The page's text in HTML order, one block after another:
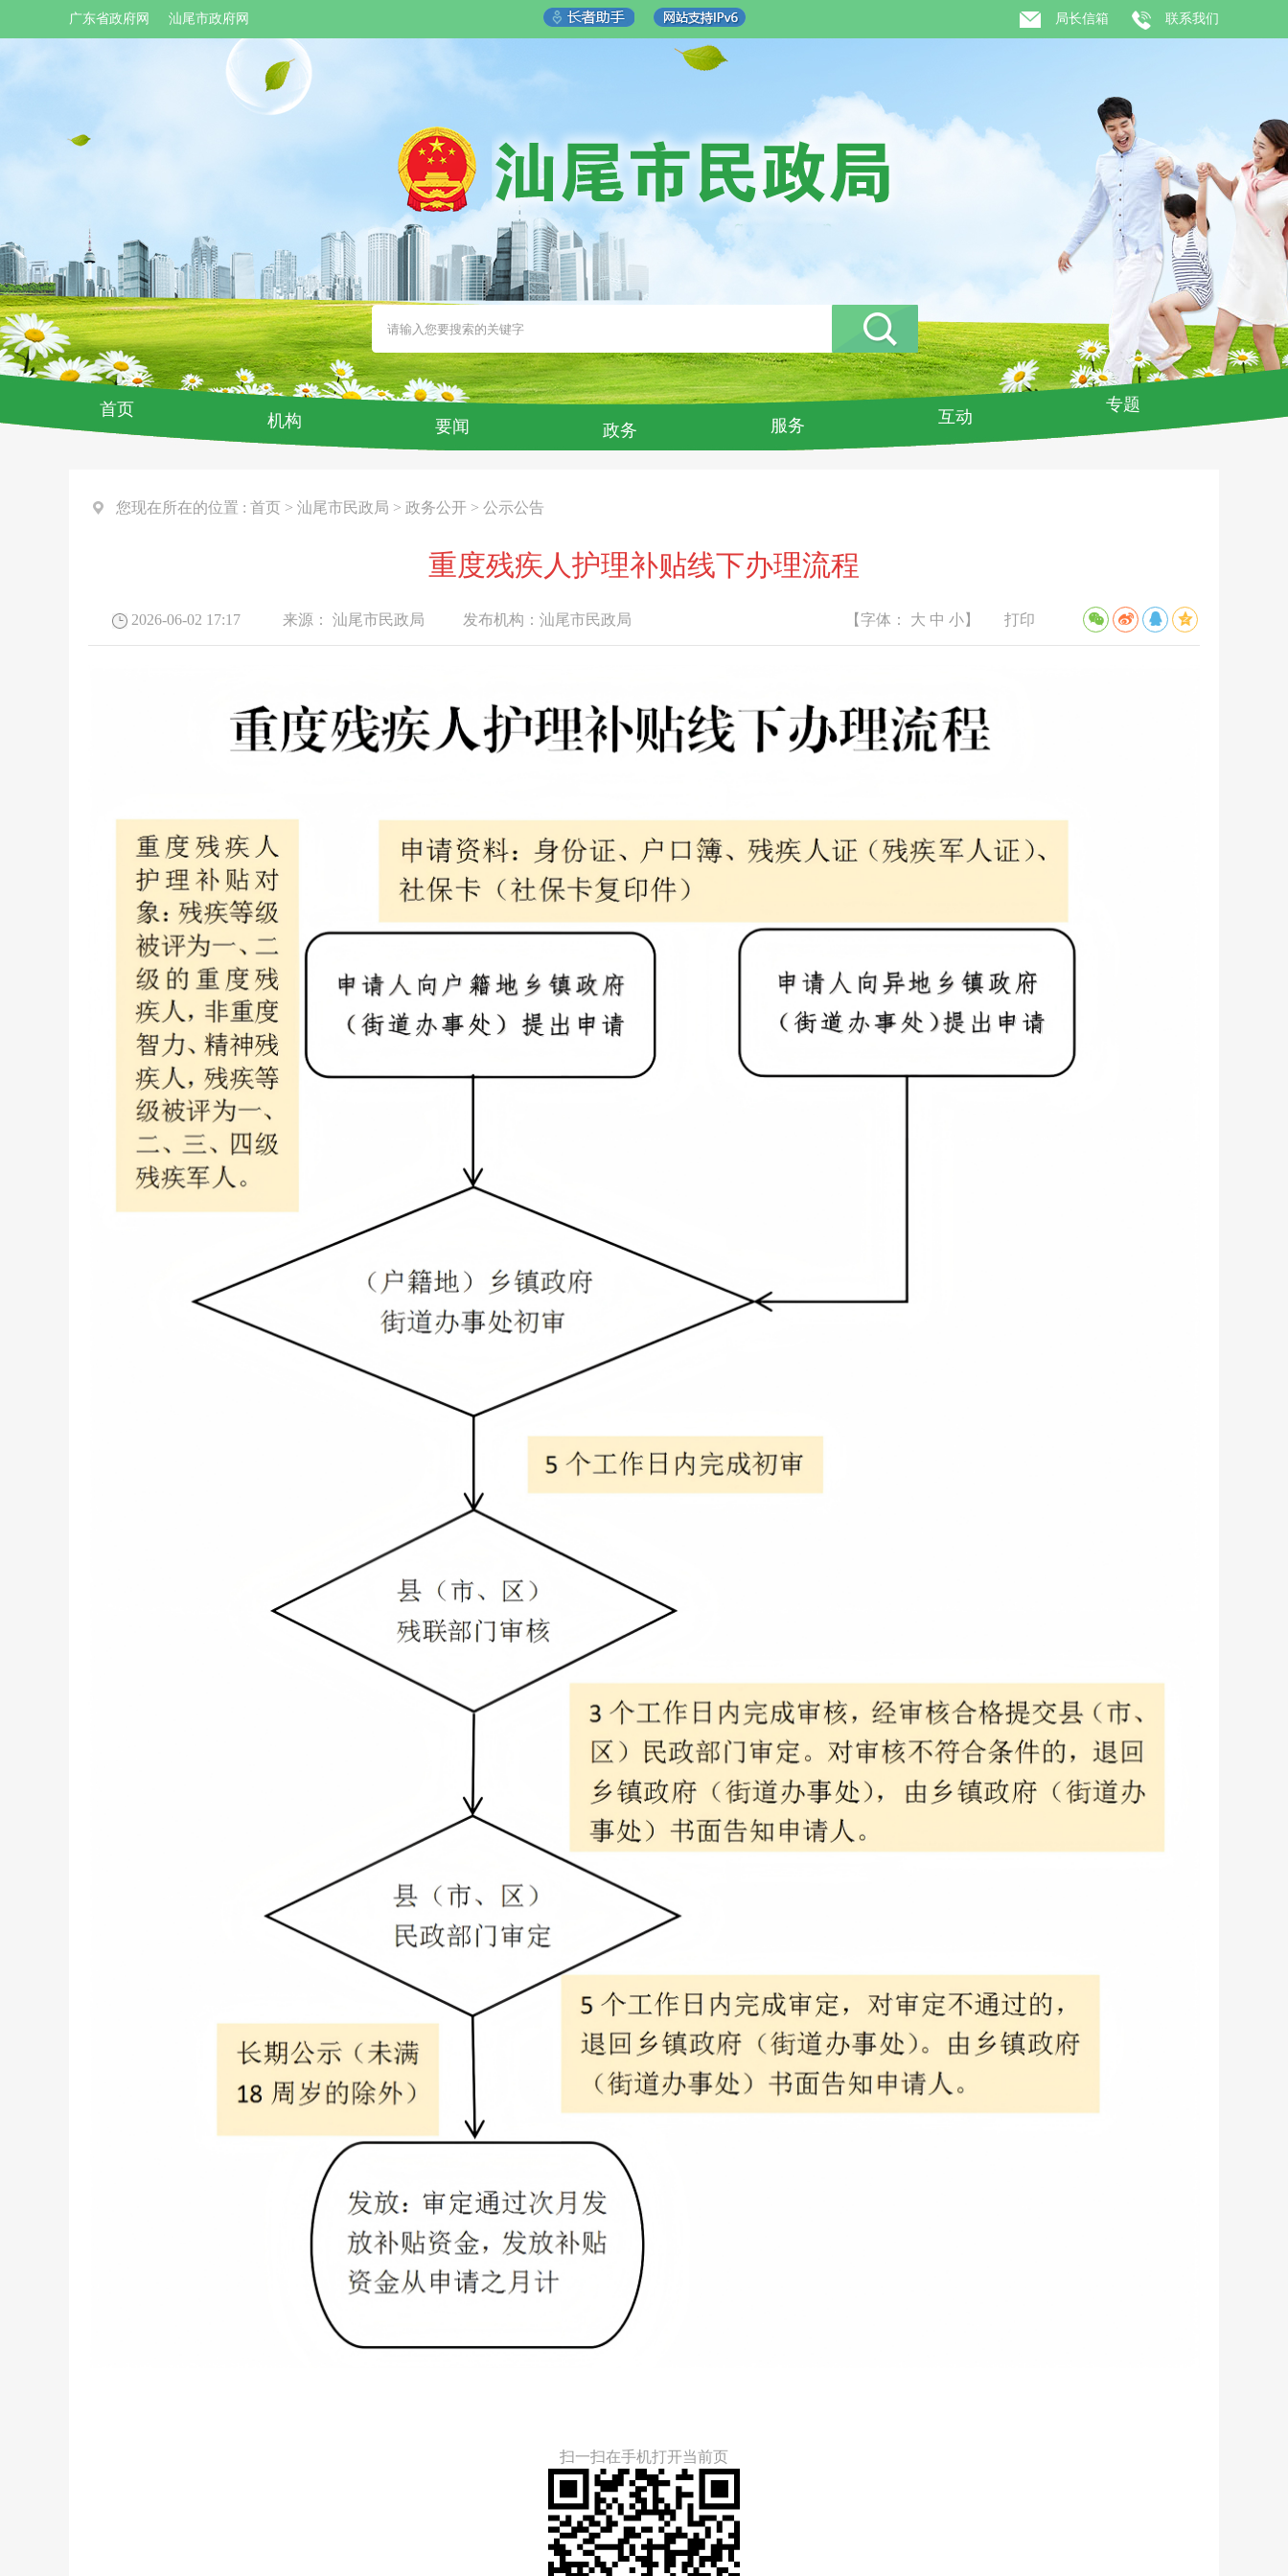
广东省政府网 汕尾市政府网 局长信箱 联系我们
首页
机构 要闻 政务 服务 互动
专题
您现在所在的位置 : 首页 > 汕尾市民政局 > 政务公开 > 公示公告
重度残疾人护理补贴线下办理流程
2026-06-02 17:17 来源： 汕尾市民政局 发布机构： 汕尾市民政局 【字体： 大 中 小】 打印
扫一扫在手机打开当前页